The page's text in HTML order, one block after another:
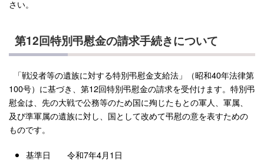
さい。
第12回特別弔慰金の請求手続きについて
「戦没者等の遺族に対する特別弔慰金支給法」（昭和40年法律第
100号）に基づき、第12回特別弔慰金の請求を受付けます。特別弔
慰金は、先の大戦で公務等のため国に殉じたもとの軍人、軍属、
及び準軍属の遺族に対し、国として改めて弔慰の意を表すための
ものです。
基準日 令和7年4月1日